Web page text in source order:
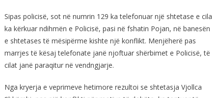
Sipas policisë, sot në numrin 129 ka telefonuar një shtetase e cila
ka kërkuar ndihmën e Policisë, pasi në fshatin Pojan, në banesën
e shtetases të mësipërme kishte një konflikt. Menjëherë pas
marrjes të kësaj telefonate janë njoftuar shërbimet e Policisë, të
cilat janë paraqitur në vendngjarje.
Nga kryerja e veprimeve hetimore rezultoi se shtetasja Vjollca